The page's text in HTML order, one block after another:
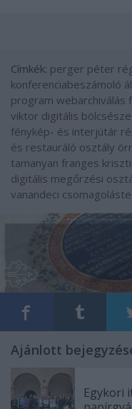
Címkék: perger péter
konferenciabeszámoló
program webarchiválás
viktor digitális
fénykép- és interjútár
és restauráló osztály
tamanyan franges
digitális megőrzési
vanandeci
Ajánlott
Egykori